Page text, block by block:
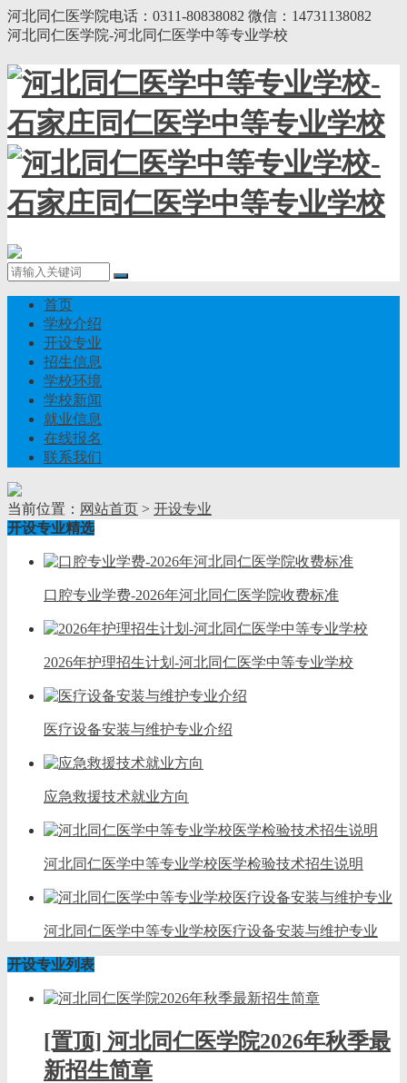
河北同仁医学院电话：0311-80838082 微信：14731138082
河北同仁医学院-河北同仁医学中等专业学校
首页
学校介绍
开设专业
招生信息
学校环境
学校新闻
就业信息
在线报名
联系我们
当前位置： 网站首页 > 开设专业
开设专业精选
口腔专业学费-2026年河北同仁医学院收费标准
2026年护理招生计划-河北同仁医学中等专业学校
医疗设备安装与维护专业介绍
应急救援技术就业方向
河北同仁医学中等专业学校医学检验技术招生说明
河北同仁医学中等专业学校医疗设备安装与维护专业
开设专业列表
[置顶] 河北同仁医学院2026年秋季最
新招生简章